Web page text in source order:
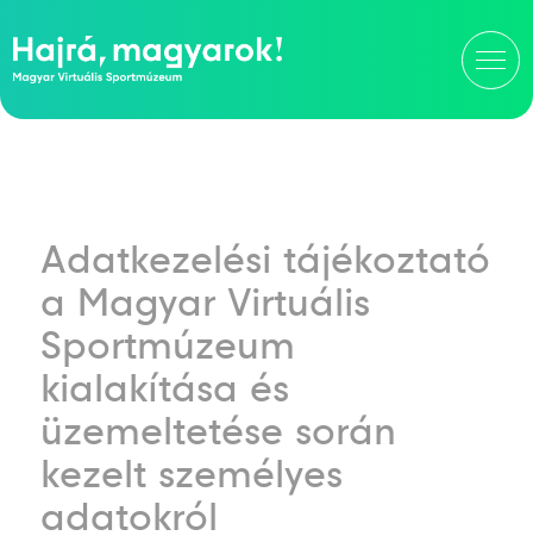
Adatkezelési tájékoztató
a Magyar Virtuális
Sportmúzeum
kialakítása és
üzemeltetése során
kezelt személyes
adatokról